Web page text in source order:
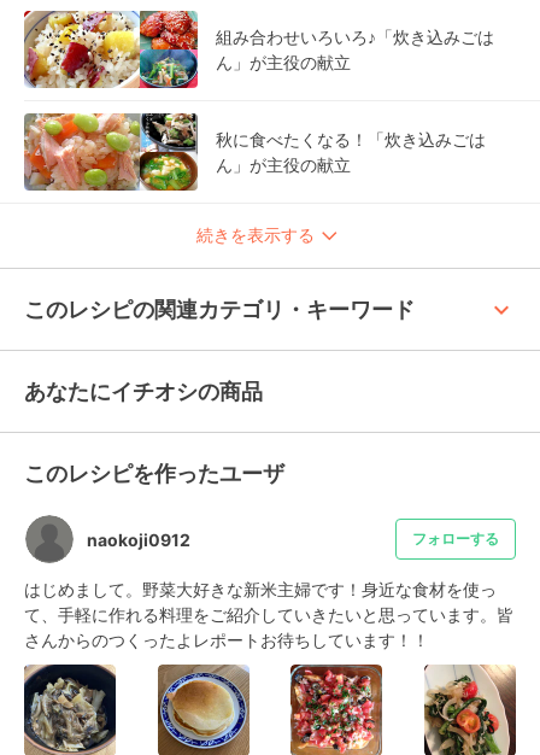
組み合わせいろいろ♪「炊き込みごは
ん」が主役の献立
秋に食べたくなる！「炊き込みごは
ん」が主役の献立
続きを表示する
このレシピの関連カテゴリ・キーワード keyboard_arrow_up
あなたにイチオシの商品
このレシピを作ったユーザ
naokoji0912 フォローする
はじめまして。野菜大好きな新米主婦です！身近な食材を使っ
て、手軽に作れる料理をご紹介していきたいと思っています。皆
さんからのつくったよレポートお待ちしています！！